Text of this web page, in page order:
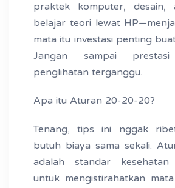
praktek komputer, desain,
belajar teori lewat
mata itu investasi penting
Jangan sampai
penglihatan terganggu.
Apa itu Aturan 20-20-20?
Tenang, tips ini nggak
butuh biaya sama sekali.
adalah standar kesehatan
untuk mengistirahatkan